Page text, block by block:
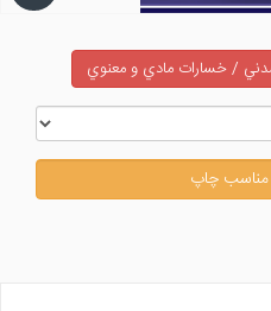
/ خسارات مادي و معنوي
چاپ